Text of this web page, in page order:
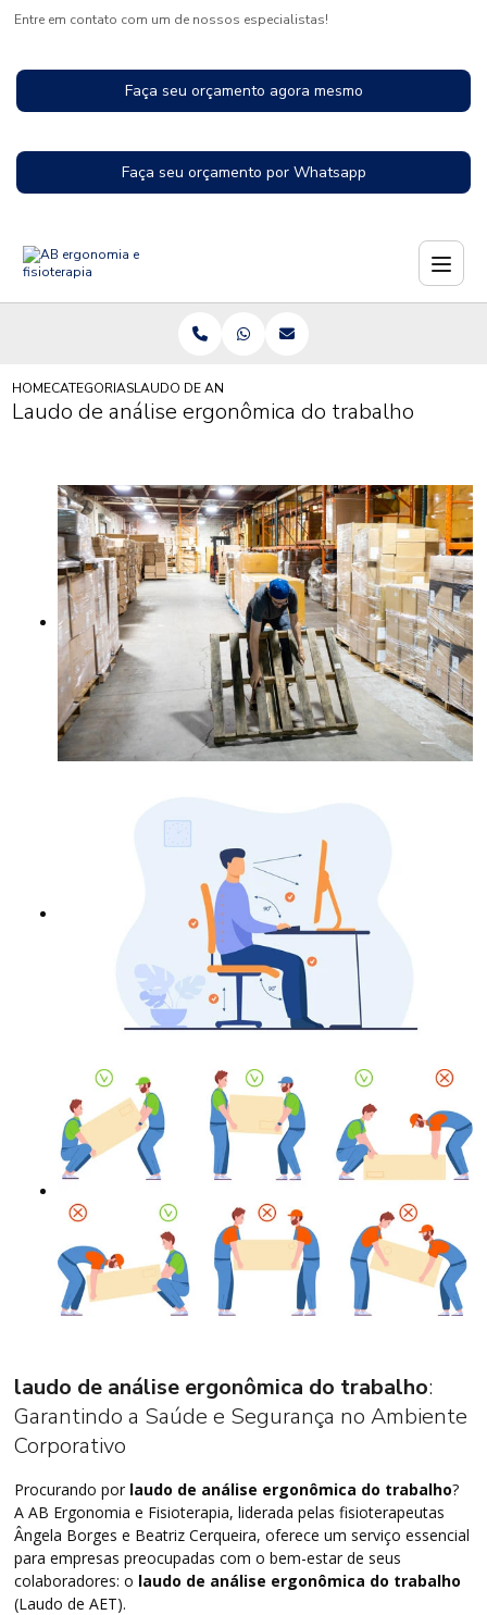
Entre em contato com um de nossos especialistas!
Faça seu orçamento agora mesmo
Faça seu orçamento por Whatsapp
HOMECATEGORIASLAUDO DE ANÁLISE ERGONÔMICA DO TRABALHO
Laudo de análise ergonômica do trabalho
laudo de análise ergonômica do trabalho:
Garantindo a Saúde e Segurança no Ambiente
Corporativo
Procurando por laudo de análise ergonômica do trabalho?
A AB Ergonomia e Fisioterapia, liderada pelas fisioterapeutas
Ângela Borges e Beatriz Cerqueira, oferece um serviço essencial
para empresas preocupadas com o bem-estar de seus
colaboradores: o laudo de análise ergonômica do trabalho
(Laudo de AET).